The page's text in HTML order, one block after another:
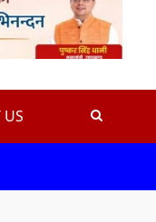
US